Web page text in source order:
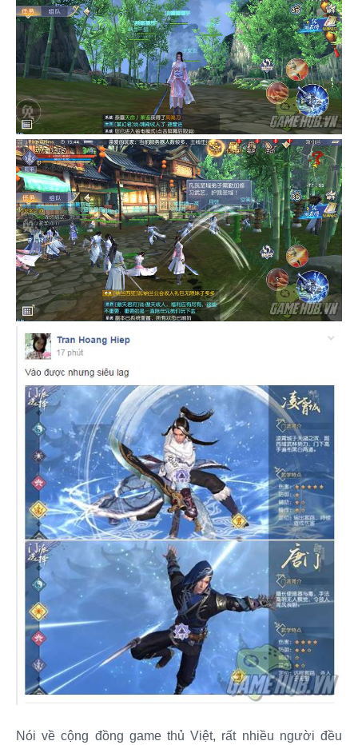
Nói về cộng đồng game thủ Việt, rất nhiều người đều